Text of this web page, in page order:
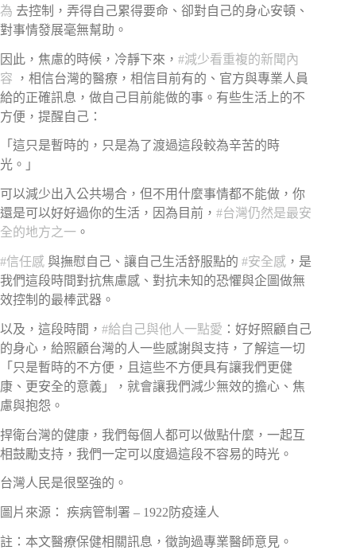
為 去控制，弄得自己累得要命、卻對自己的身心安頓、
對事情發展毫無幫助。
因此，焦慮的時候，冷靜下來， #減少看重複的新聞內
容 ，相信台灣的醫療，相信目前有的、官方與專業人員
給的正確訊息，做自己目前能做的事。有些生活上的不
方便，提醒自己：
「這只是暫時的，只是為了渡過這段較為辛苦的時
光。」
可以減少出入公共場合，但不用什麼事情都不能做，你
還是可以好好過你的生活，因為目前， #台灣仍然是最安
全的地方之一 。
#信任感 與撫慰自己、讓自己生活舒服點的 #安全感 ，是
我們這段時間對抗焦慮感、對抗未知的恐懼與企圖做無
效控制的最棒武器。
以及，這段時間， #給自己與他人一點愛 ：好好照顧自己
的身心，給照顧台灣的人一些感謝與支持，了解這一切
「只是暫時的不方便，且這些不方便具有讓我們更健
康、更安全的意義」，就會讓我們減少無效的擔心、焦
慮與抱怨。
捍衛台灣的健康，我們每個人都可以做點什麼，一起互
相鼓勵支持，我們一定可以度過這段不容易的時光。
台灣人民是很堅強的。
圖片來源： 疾病管制署 – 1922防疫達人
註：本文醫療保健相關訊息，徵詢過專業醫師意見。